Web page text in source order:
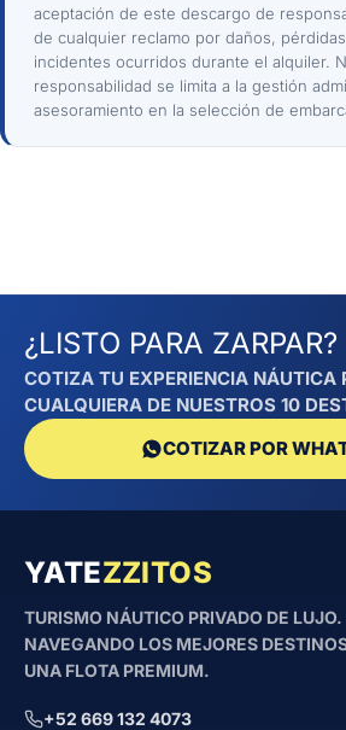
aceptación de este descargo de
de cualquier reclamo por daños,
incidentes ocurridos durante el alquiler.
responsabilidad se limita a la gestión
asesoramiento en la selección de
¿LISTO PARA ZARPAR?
COTIZA TU EXPERIENCIA NÁUTICA
CUALQUIERA DE NUESTROS 10
COTIZAR POR
YATEZZITOS
TURISMO NÁUTICO PRIVADO DE
NAVEGANDO LOS MEJORES
UNA FLOTA PREMIUM.
+52 669 132 4073